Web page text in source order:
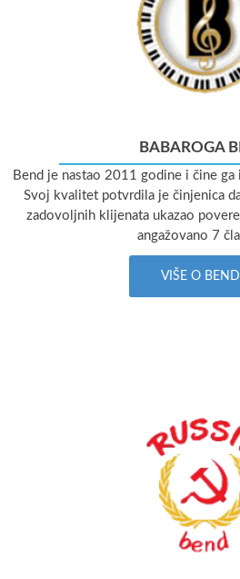
BABAROGA
Bend je nastao 2011 godine i čine
Svoj kvalitet potvrdila je činjenica
zadovoljnih klijenata ukazao
angažovano 7
VIŠE O